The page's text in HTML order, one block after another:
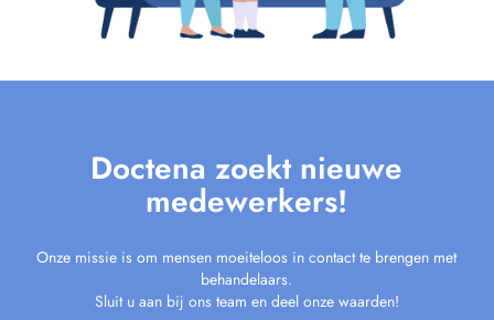
Doctena zoekt nieuwe
medewerkers!
Onze missie is om mensen moeiteloos in contact te brengen met
behandelaars.
Sluit u aan bij ons team en deel onze waarden!